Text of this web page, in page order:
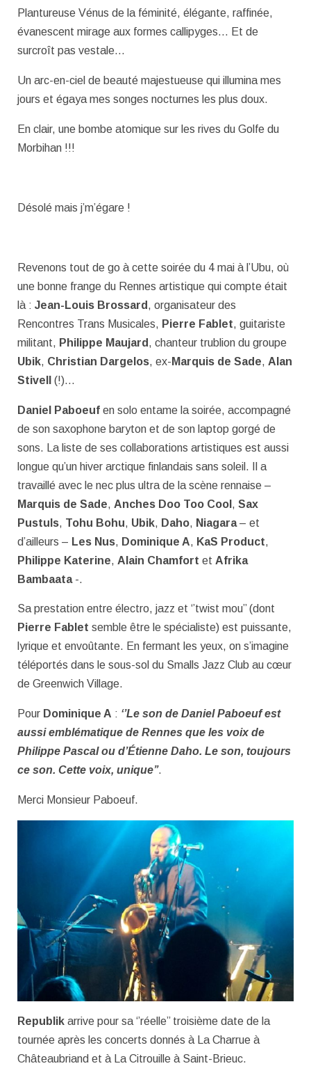
Plantureuse Vénus de la féminité, élégante, raffinée,
évanescent mirage aux formes callipyges… Et de
surcroît pas vestale…
Un arc-en-ciel de beauté majestueuse qui illumina mes
jours et égaya mes songes nocturnes les plus doux.
En clair, une bombe atomique sur les rives du Golfe du
Morbihan !!!
Désolé mais j’m’égare !
Revenons tout de go à cette soirée du 4 mai à l’Ubu, où
une bonne frange du Rennes artistique qui compte était
là : Jean-Louis Brossard , organisateur des
Rencontres Trans Musicales, Pierre Fablet, guitariste
militant, Philippe Maujard , chanteur trublion du groupe
Ubik, Christian Dargelos, ex- Marquis de Sade, Alan
Stivell
(!)…
Daniel Paboeuf en solo entame la soirée, accompagné
de son saxophone baryton et de son laptop gorgé de
sons. La liste de ses collaborations artistiques est aussi
longue qu’un hiver arctique finlandais sans soleil. Il a
travaillé avec le nec plus ultra de la scène rennaise –
Marquis de Sade, Anches Doo Too Cool , Sax
Pustuls, Tohu Bohu, Ubik, Daho, Niagara– et
d’ailleurs – Les Nus, Dominique A, KaS Product,
Philippe Katerine, Alain Chamfort et Afrika
Bambaata-.
Sa prestation entre électro, jazz et ‘’twist mou’’ (dont
Pierre Fablet semble être le spécialiste) est puissante,
lyrique et envoûtante. En fermant les yeux, on s’imagine
téléportés dans le sous-sol du Smalls Jazz Club au cœur
de Greenwich Village.
Pour Dominique A : ‘’Le son de Daniel Paboeuf est
aussi emblématique de Rennes que les voix de
Philippe Pascal ou d’Étienne Daho. Le son, toujours
ce son. Cette voix, unique’’.
Merci Monsieur Paboeuf.
Republik arrive pour sa ‘’réelle’’ troisième date de la
tournée après les concerts donnés à La Charrue à
Châteaubriand et à La Citrouille à Saint-Brieuc.